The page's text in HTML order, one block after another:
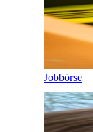
Jobbörse